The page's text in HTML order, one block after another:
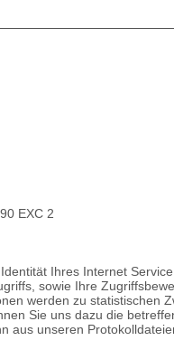
EXC 2
Ihres Internet
sowie Ihre
werden zu statistischen
Sie uns dazu die
aus unseren